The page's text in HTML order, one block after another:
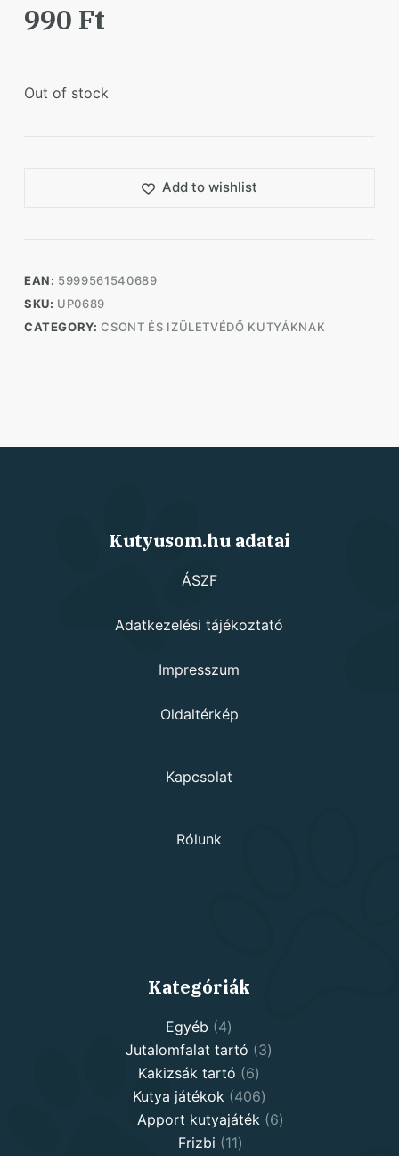
990 Ft
Out of stock
Add to wishlist
EAN: 5999561540689
SKU: UP0689
CATEGORY:CSONT ÉS IZÜLETVÉDŐ KUTYÁKNAK
Kutyusom.hu adatai
ÁSZF
Adatkezelési tájékoztató
Impresszum
Oldaltérkép
Kapcsolat
Rólunk
Kategóriák
Egyéb 44
products
Jutalomfalat tartó 33
Kakizsák tartó 66
products
Kutya játékok 406406
products
Apport kutyajáték 66
Frizbi 1111